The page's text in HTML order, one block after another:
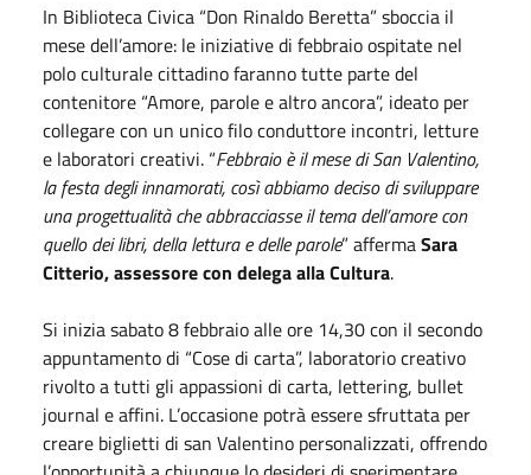
In Biblioteca Civica “Don Rinaldo Beretta” sboccia il
mese dell’amore: le iniziative di febbraio ospitate nel
polo culturale cittadino faranno tutte parte del
contenitore “Amore, parole e altro ancora”, ideato per
collegare con un unico filo conduttore incontri, letture
e laboratori creativi. “Febbraio è il mese di San Valentino,
la festa degli innamorati, così abbiamo deciso di sviluppare
una progettualità che abbracciasse il tema dell’amore con
quello dei libri, della lettura e delle parole” affermaSara
Citterio, assessore con delega alla Cultura.
Si inizia sabato 8 febbraio alle ore 14,30 con il secondo
appuntamento di “Cose di carta”, laboratorio creativo
rivolto a tutti gli appassioni di carta, lettering, bullet
journal e affini. L’occasione potrà essere sfruttata per
creare biglietti di san Valentino personalizzati, offrendo